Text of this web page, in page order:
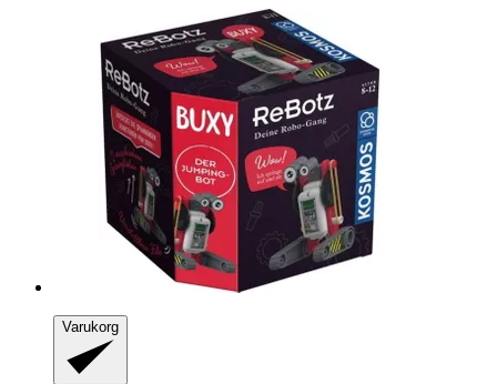
Varukorg